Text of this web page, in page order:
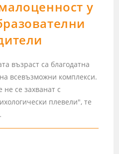
у
възраст са благодатна
всевъзможни комплекси.
се захванат с
плевели", те